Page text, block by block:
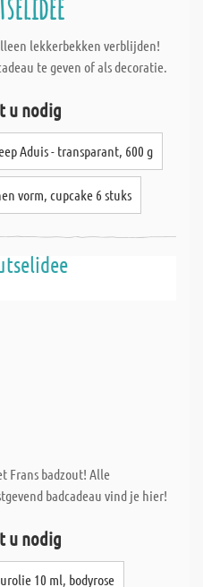
lekkerbekken verblijden!
te geven of als decoratie.
u nodig
Aduis - transparant, 600 g
vorm, cupcake 6 stuks
Frans badzout! Alle
badcadeau vind je hier!
u nodig
10 ml, bodyrose